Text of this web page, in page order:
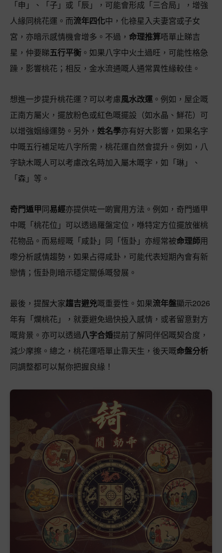
「申」、「子」或「辰」，可能會形成「三合局」，增強
人緣同桃花運。而流年四化中，化祿星入夫妻宮或子女
宮，亦暗示感情機會增多。不過， 命理推算唔單止睇吉
星，仲要睇五行平衡 。如果八字中火土過旺，可能性格急
躁，影響桃花；相反，金水流通嘅人通常異性緣較佳。
想進一步提升桃花運？可以考慮風水改運 。例如，屋企嘅
正南方屬火，擺放粉色或紅色嘅擺設（如水晶、鮮花）可
以增強姻緣運勢。另外， 姓名學亦有好大影響，如果名字
中嘅五行補足咗八字所需，桃花運自然會提升。例如，八
字缺木嘅人可以考慮改名時加入屬木嘅字，如「琳」、
「森」等。
奇門遁甲同易經亦提供咗一啲實用方法。例如，奇門遁甲
中嘅「桃花位」可以透過羅盤定位，喺特定方位擺放催桃
花物品。而易經嘅「咸卦」同「恆卦」亦經常被命理師用
嚟分析感情趨勢，如果占得咸卦，可能代表短期內會有新
戀情；恆卦則暗示穩定關係嘅發展。
最後，提醒大家趨吉避兇嘅重要性。如果流年盤顯示2026
年有「爛桃花」，就要避免過快投入感情，或者留意對方
嘅背景。亦可以透過八字合婚提前了解同伴侶嘅契合度，
減少摩擦。總之，桃花運唔單止靠天生，後天嘅命盤分析
同調整都可以幫你把握良緣！